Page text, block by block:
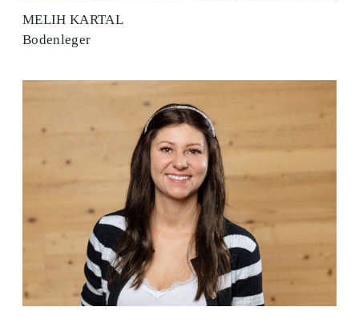
MELIH KARTAL
Bodenleger